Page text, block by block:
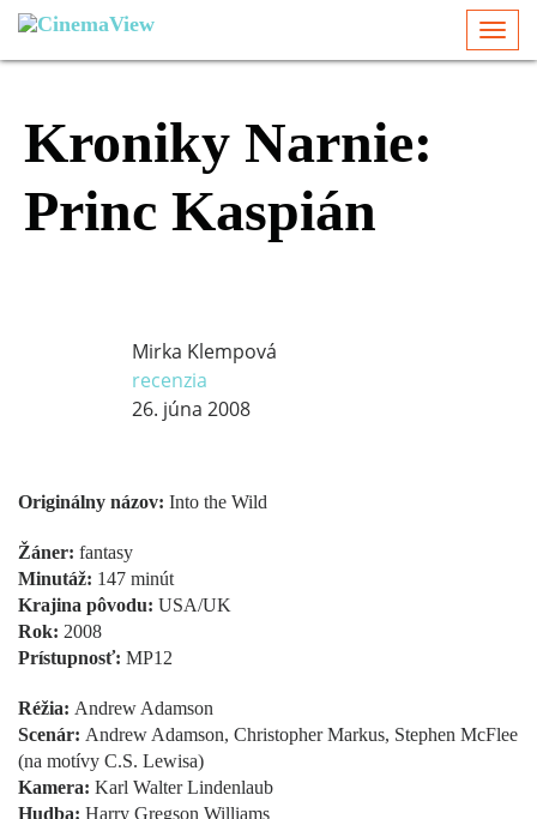
Kroniky Narnie:
Princ Kaspián
Mirka Klempová
recenzia
26. júna 2008
Originálny názov: Into the Wild
Žáner: fantasy
Minutáž: 147 minút
Krajina pôvodu: USA/UK
Rok: 2008
Prístupnosť: MP12
Réžia: Andrew Adamson
Scenár: Andrew Adamson, Christopher Markus, Stephen McFlee
(na motívy C.S. Lewisa)
Kamera: Karl Walter Lindenlaub
Hudba: Harry Gregson Williams